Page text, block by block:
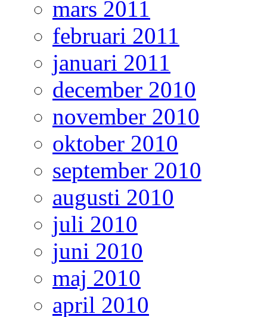
mars 2011
februari 2011
januari 2011
december 2010
november 2010
oktober 2010
september 2010
augusti 2010
juli 2010
juni 2010
maj 2010
april 2010